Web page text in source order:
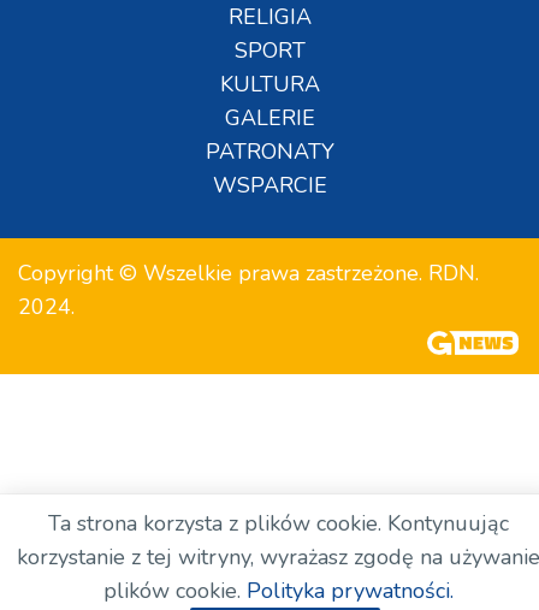
RELIGIA
SPORT
KULTURA
GALERIE
PATRONATY
WSPARCIE
Copyright © Wszelkie prawa zastrzeżone. RDN.
2024.
Ta strona korzysta z plików cookie. Kontynuując
korzystanie z tej witryny, wyrażasz zgodę na używanie
plików cookie. Polityka prywatności.